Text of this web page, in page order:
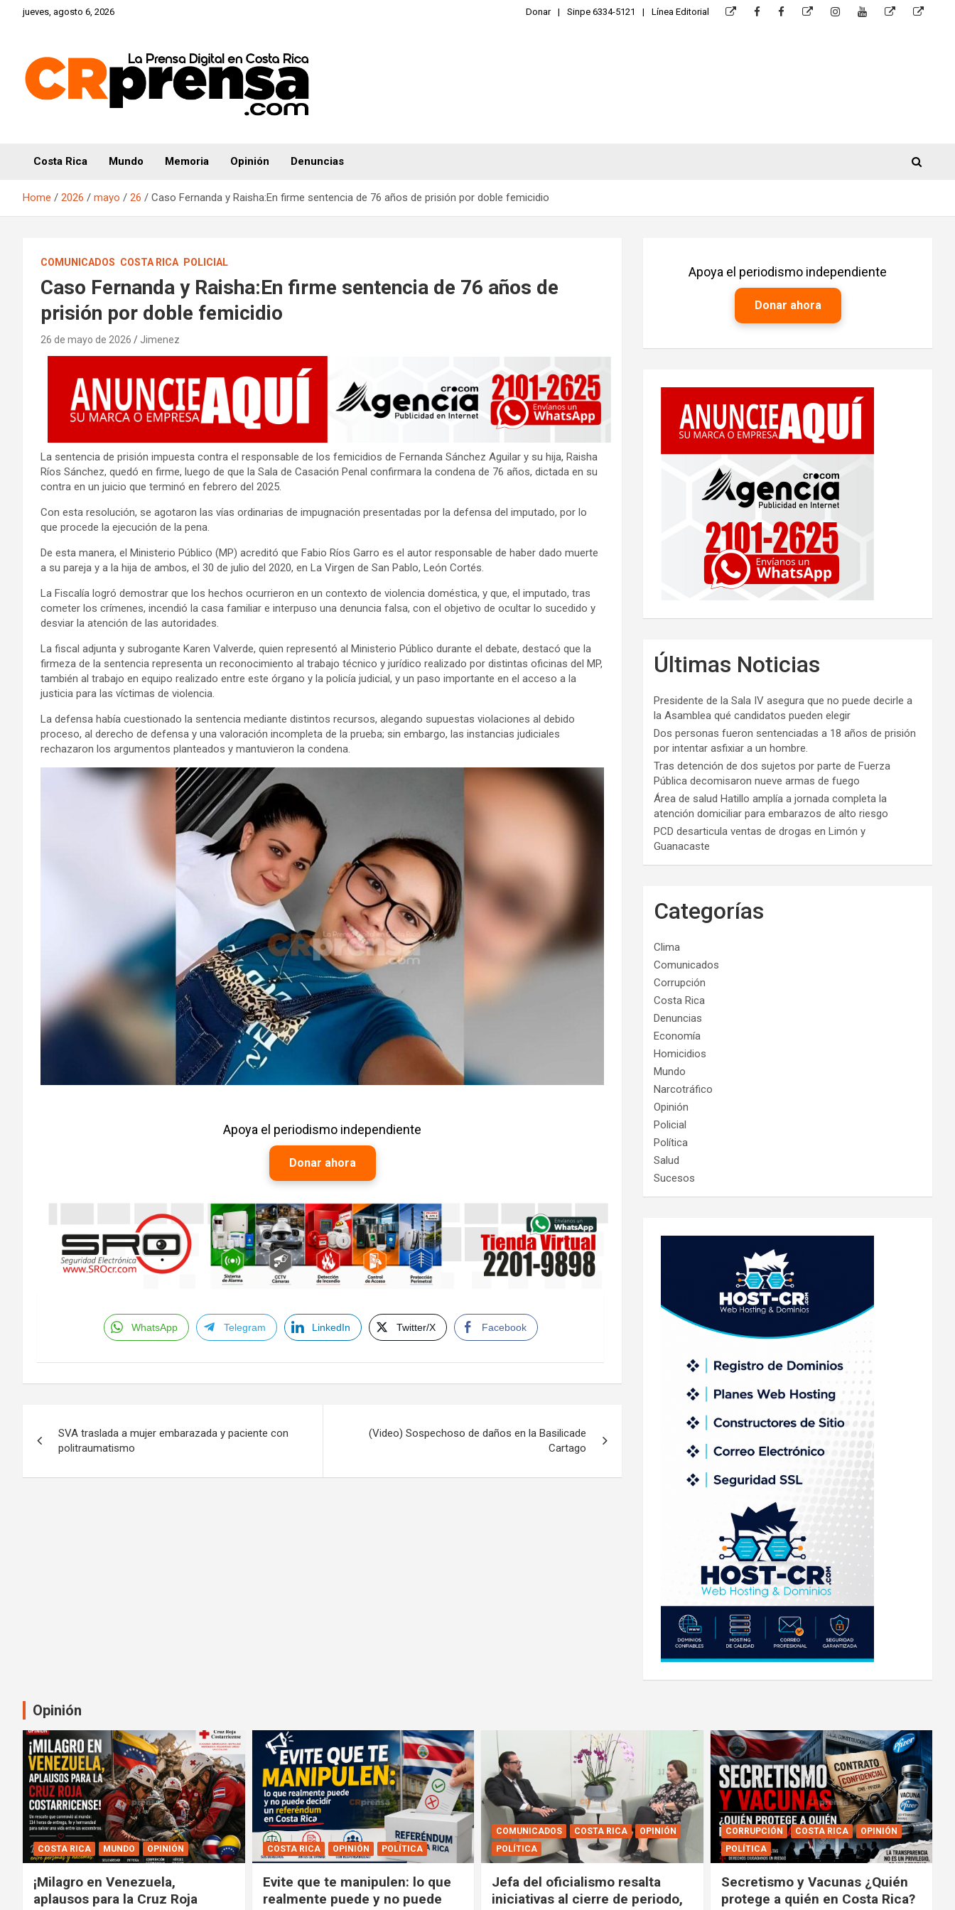
jueves, agosto 6, 2026 Donar Sinpe 6334-5121 Línea Editorial
Costa Rica Mundo Memoria Opinión Denuncias
Home 2026 mayo 26 Caso Fernanda y Raisha:En firme sentencia de 76 años de prisión por doble femicidio
COMUNICADOS COSTA RICA POLICIAL
Caso Fernanda y Raisha:En firme sentencia de 76 años de
prisión por doble femicidio
26 de mayo de 2026 Jimenez
La sentencia de prisión impuesta contra el responsable de los femicidios de Fernanda Sánchez Aguilar y su hija, Raisha
Ríos Sánchez, quedó en firme, luego de que la Sala de Casación Penal confirmara la condena de 76 años, dictada en su
contra en un juicio que terminó en febrero del 2025.
Con esta resolución, se agotaron las vías ordinarias de impugnación presentadas por la defensa del imputado, por lo
que procede la ejecución de la pena.
De esta manera, el Ministerio Público (MP) acreditó que Fabio Ríos Garro es el autor responsable de haber dado muerte
a su pareja y a la hija de ambos, el 30 de julio del 2020, en La Virgen de San Pablo, León Cortés.
La Fiscalía logró demostrar que los hechos ocurrieron en un contexto de violencia doméstica, y que, el imputado, tras
cometer los crímenes, incendió la casa familiar e interpuso una denuncia falsa, con el objetivo de ocultar lo sucedido y
desviar la atención de las autoridades.
La fiscal adjunta y subrogante Karen Valverde, quien representó al Ministerio Público durante el debate, destacó que la
firmeza de la sentencia representa un reconocimiento al trabajo técnico y jurídico realizado por distintas oficinas del MP,
también al trabajo en equipo realizado entre este órgano y la policía judicial, y un paso importante en el acceso a la
justicia para las víctimas de violencia.
La defensa había cuestionado la sentencia mediante distintos recursos, alegando supuestas violaciones al debido
proceso, al derecho de defensa y una valoración incompleta de la prueba; sin embargo, las instancias judiciales
rechazaron los argumentos planteados y mantuvieron la condena.
Apoya el periodismo independiente
Donar ahora
WhatsApp Telegram LinkedIn Twitter/X Facebook
de
entradas
SVA traslada a mujer embarazada y paciente con
politraumatismo
(Video) Sospechoso de daños en la Basilicade
Cartago
Apoya el periodismo independiente
Donar ahora
Últimas Noticias
Presidente de la Sala IV asegura que no puede decirle a
la Asamblea qué candidatos pueden elegir
Dos personas fueron sentenciadas a 18 años de prisión
por intentar asfixiar a un hombre.
Tras detención de dos sujetos por parte de Fuerza
Pública decomisaron nueve armas de fuego
Área de salud Hatillo amplía a jornada completa la
atención domiciliar para embarazos de alto riesgo
PCD desarticula ventas de drogas en Limón y
Guanacaste
Categorías
Clima
Comunicados
Corrupción
Costa Rica
Denuncias
Economía
Homicidios
Mundo
Narcotráfico
Opinión
Policial
Política
Salud
Sucesos
Opinión
COSTA RICA MUNDO OPINIÓN
¡Milagro en Venezuela,
aplausos para la Cruz Roja
COSTA RICA OPINIÓN POLÍTICA
Evite que te manipulen: lo que
realmente puede y no puede
COMUNICADOS COSTA RICA
OPINIÓN
POLÍTICA
Jefa del oficialismo resalta
iniciativas al cierre de periodo,
CORRUPCIÓN COSTA RICA
OPINIÓN
POLÍTICA
Secretismo y Vacunas ¿Quién
protege a quién en Costa Rica?